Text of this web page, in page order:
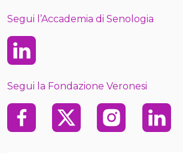
Segui l’Accademia di Senologia
Linkedin
Segui la Fondazione Veronesi
FacebookX InstagramLinkedin